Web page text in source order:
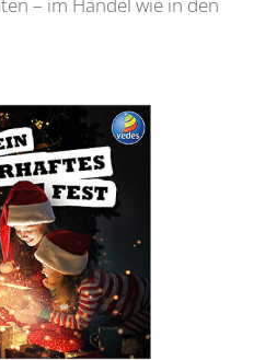
– im Handel wie in den